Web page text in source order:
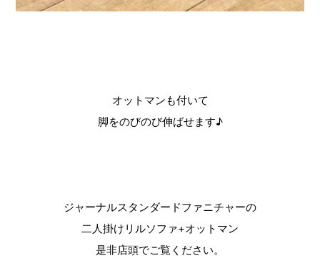
オットマンも付いて
脚をのびのび伸ばせます♪
ジャーナルスタンダードファニチャーの
二人掛けリルソファ+オットマン
是非店頭でご覧ください。